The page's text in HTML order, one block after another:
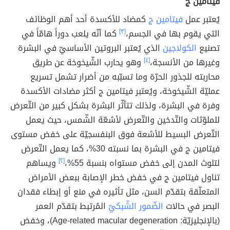
يُعتبر عمل فيتامين جكمضاد للأكسدة أحد أهم الوظائف
التي يقوم بها في الجسم،[٣]
كما أنّه يلعب دوراً هامّاً في
تصنيع الكولاجين الذي يُعتبر البروتين الأساسيّ في البشرة
وغيرها من الأنسجة،[٤]
وهو يحارب الشّيخوخة عن طريق
محاربته للجذور الحرّة وما تسبّبه من أضرار تشمل تسريع
عمليّة الشّيخوخة، ويُعتبر فيتامين ج أكثر مضادات الأكسدة
وفرة في البشرة، ولذلك تتأثّر البشرة بشكل كبير من التّعرض
للملوّثات والتّدخين والتّعرض لأشعّة الشّمس، حيث يعمل
التّعرض البسيط للأشعة فوق البنفسجيّة على خفض مستوى
فيتامين ج في البشرة بما نسبته 30%، كما يعمل التّعرض
لتلوث المدن إلى خفض مستواه بنسبة 55%،
[٢]
ويساهم
تناول فيتامين ج في خفض خطر الإصابة ببعض الأمراض
المتعلّقة بتقدّم السن، مثل تأثيره في منع أو إبطاء فقدان
البصر في حالات الضّمور الشّبكيّ المُرتبط بتقدّم العمر
(بالإنجليزيّة: Age-related macular degeneration)، وخفض